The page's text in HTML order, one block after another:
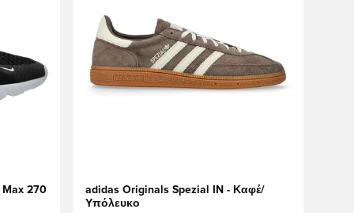
Max 270
adidas Originals Spezial IN - Καφέ/
Υπόλευκο